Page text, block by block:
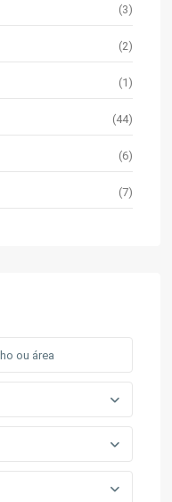
(3)
(2)
(1)
(44)
(6)
(7)